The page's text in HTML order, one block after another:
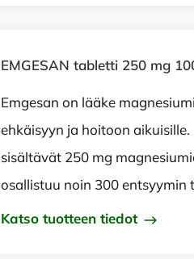
EMGESAN tabletti 250 mg
Emgesan on lääke
ehkäisyyn ja hoitoon
sisältävät 250 mg
osallistuu noin 300 entsyymin
Katso tuotteen tiedot